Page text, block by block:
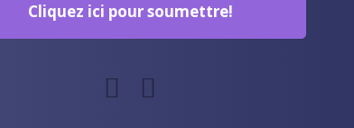
Et
Cliquez ici pour soumettre!